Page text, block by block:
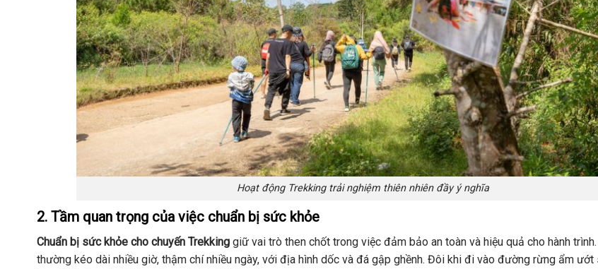
Hoạt động Trekking trải nghiệm thiên nhiên đầy ý nghĩa
2. Tầm quan trọng của việc chuẩn bị sức khỏe
Chuẩn bị sức khỏe cho chuyến Trekking giữ vai trò then chốt trong việc đảm bảo an toàn và hiệu quả cho hành
thường kéo dài nhiều giờ, thậm chí nhiều ngày, với địa hình dốc và đá gập ghềnh. Đôi khi đi vào đường rừng ẩm ướt